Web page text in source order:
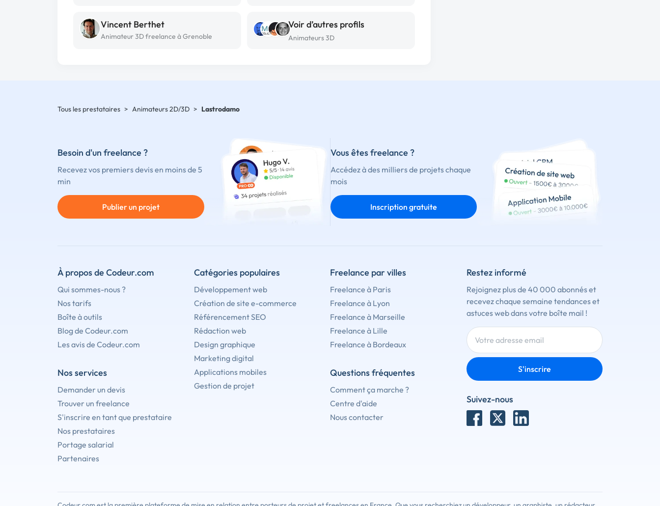
Vincent Berthet
Animateur 3D freelance à Grenoble
Voir d’autres profils
Animateurs 3D
Tous les prestataires > Animateurs 2D/3D > Lastrodamo
Besoin d'un freelance ?
Recevez vos premiers devis en moins de 5
min
Publier un projet
Vous êtes freelance ?
Accédez à des milliers de projets chaque
mois
Inscription gratuite
À propos de Codeur.com
Qui sommes-nous ?
Nos tarifs
Boîte à outils
Blog de Codeur.com
Les avis de Codeur.com
Nos services
Demander un devis
Trouver un freelance
S'inscrire en tant que prestataire
Nos prestataires
Portage salarial
Partenaires
Catégories populaires
Développement web
Création de site e-commerce
Référencement SEO
Rédaction web
Design graphique
Marketing digital
Applications mobiles
Gestion de projet
Freelance par villes
Freelance à Paris
Freelance à Lyon
Freelance à Marseille
Freelance à Lille
Freelance à Bordeaux
Questions fréquentes
Comment ça marche ?
Centre d'aide
Nous contacter
Restez informé
Rejoignez plus de 40 000 abonnés et
recevez chaque semaine tendances et
astuces web dans votre boîte mail !
S'inscrire
Suivez-nous